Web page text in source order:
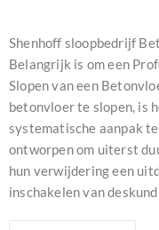
Shenhoff sloopbedrijf
Belangrijk is om een
Slopen van een
betonvloer te slopen, is
systematische aanpak
ontworpen om uiterst
hun verwijdering een
inschakelen van